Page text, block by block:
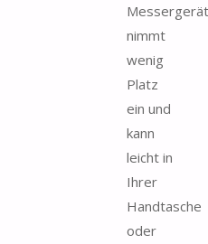
Messergerät
nimmt
wenig
Platz
ein und
kann
leicht in
Ihrer
Handtasche
oder